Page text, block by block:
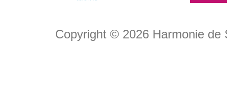
Copyright © 2026 Harmonie de